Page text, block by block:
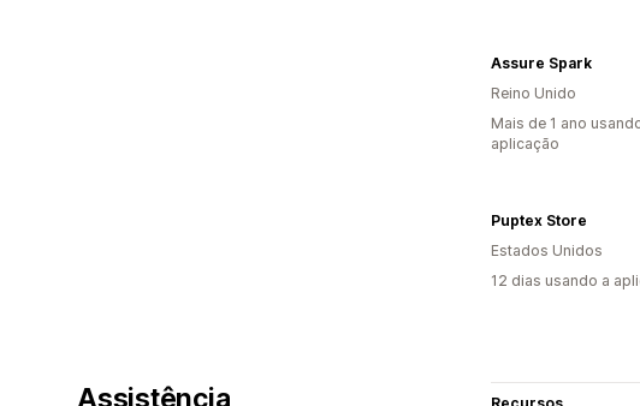
Assure Spark
Reino Unido
Mais de 1 ano
aplicação
Puptex Store
Estados Unidos
12 dias usando a
Assistência